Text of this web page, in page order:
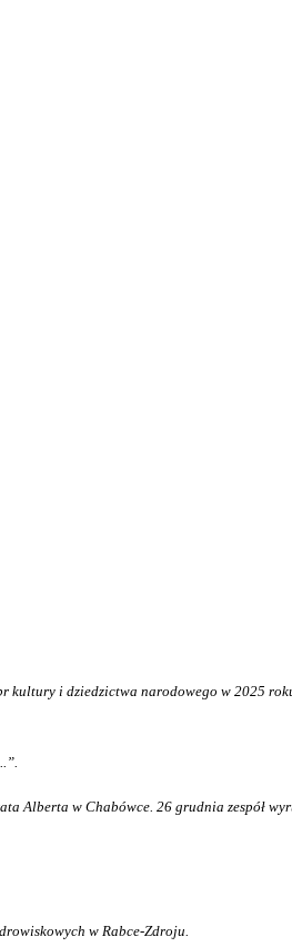
i dziedzictwa narodowego w 2025
Alberta w Chabówce. 26 grudnia zespół
w Rabce-Zdroju.